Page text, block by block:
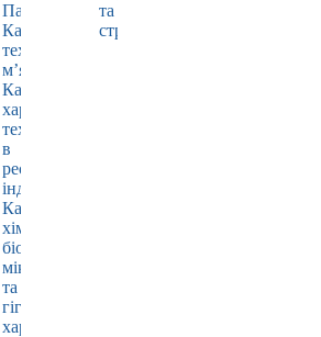
Павлюк
Кафедра
технології
м’яса
Кафедра
харчових
технологій
в
ресторанній
індустрії
Кафедра
хімії,
біохімії,
мікробіології
та
гігієни
харчування
та
страхування